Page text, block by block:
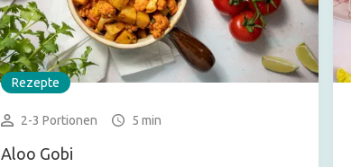
Rezepte
2-3 Portionen 5 min
Aloo Gobi